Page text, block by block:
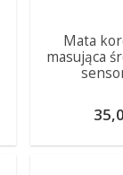
Mata
masująca